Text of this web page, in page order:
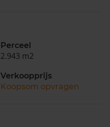
Perceel
2.943 m2
Verkoopprijs
Koopsom opvragen